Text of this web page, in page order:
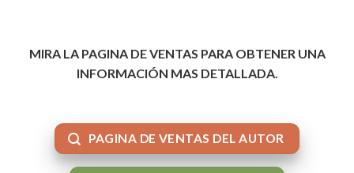
MIRA LA PAGINA DE VENTAS PARA OBTENER UNA
INFORMACIÓN MAS DETALLADA.
PAGINA DE VENTAS DEL AUTOR